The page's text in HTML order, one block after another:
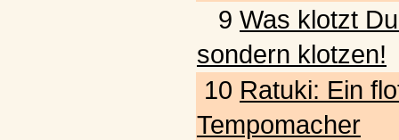
9 Was klotzt
sondern klotzen!
10 Ratuki: Ein
Tempomacher